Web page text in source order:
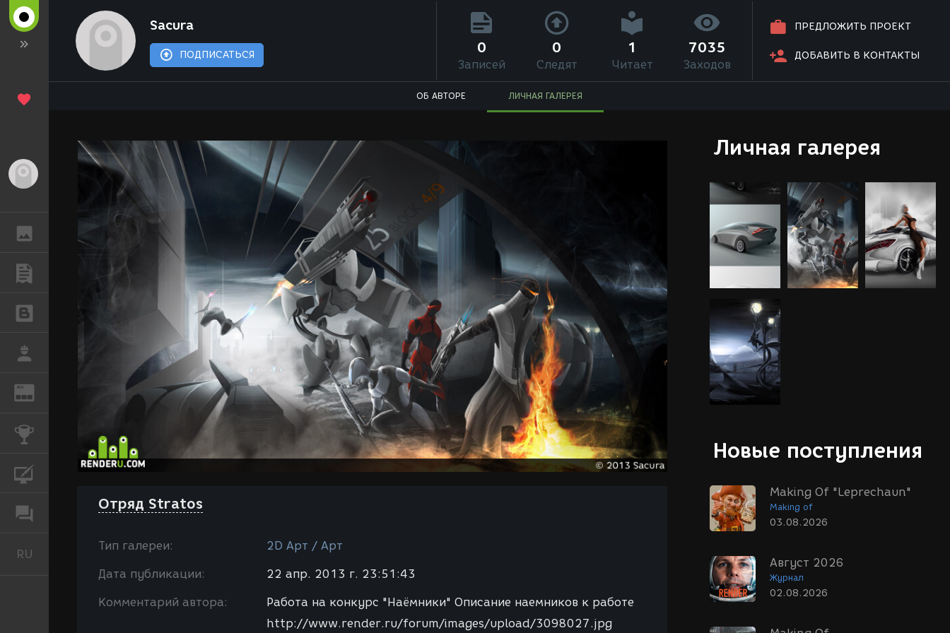
ПУБЛИКАЦИИ
БЛОГИ
REN
RU
Sacura
ПОДПИСАТЬСЯ
ПРЕДЛОЖИТЬ ПРОЕКТ
ДОБАВИТЬ В КОНТАКТЫ
0
Записей
0
Следят
1
Читает
7035
Заходов
ОБ АВТОРЕ ЛИЧНАЯ ГАЛЕРЕЯ
Личная галерея
Новые поступления
Making Of "Leprechaun"
Making of
03.08.2026
Август 2026
Журнал
02.08.2026
Отряд Stratos
Тип галереи: 2D Арт / Арт
Дата публикации: 22 апр. 2013 г. 23:51:43
Комментарий автора:
Работа на конкурс "Наёмники" Описание наемников к работе
http://www.render.ru/forum/images/upload/3098027.jpg